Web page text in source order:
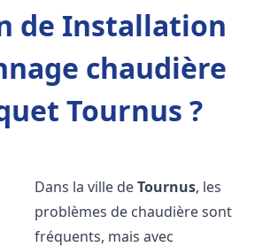
de Installation
chaudière
Tournus ?
Dans la ville deTournus, les
problèmes de chaudière sont
fréquents, mais avec